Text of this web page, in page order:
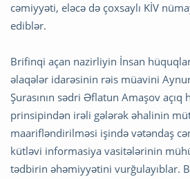
cəmiyyəti, eləcə də çoxsaylı KİV
ediblər.
Brifinqi açan nazirliyin İnsan
əlaqələr idarəsinin rəis müavini
Şurasının sədri Əflatun Amaşov
prinsipindən irəli gələrək əhalinin
maarifləndirilməsi işində vətəndaş
kütləvi informasiya vasitələrinin
tədbirin əhəmiyyətini vurğulayıblar.